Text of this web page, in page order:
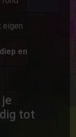
eigen
en
tot